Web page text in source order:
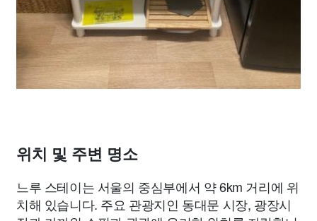
위치 및 주변 명소
느루 스테이는 서울의 중심부에서 약 6km 거리에 위
치해 있습니다. 주요 관광지인 동대문 시장, 광장시